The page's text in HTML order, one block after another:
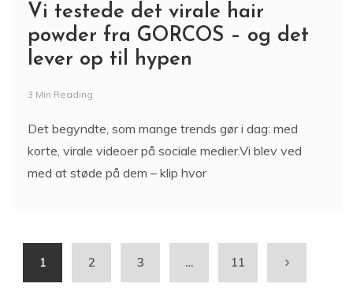
Vi testede det virale hair
powder fra GORCOS – og det
lever op til hypen
3 Min Reading
Det begyndte, som mange trends gør i dag: med
korte, virale videoer på sociale medier.Vi blev ved
med at støde på dem – klip hvor
1 2 3 … 11